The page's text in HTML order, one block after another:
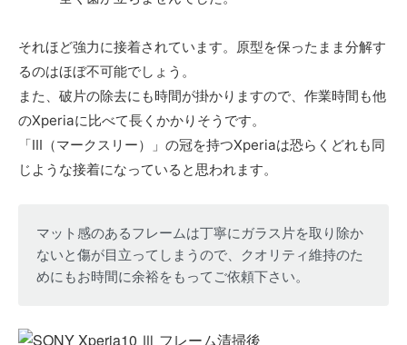
それほど強力に接着されています。原型を保ったまま分解す
るのはほぼ不可能でしょう。
また、破片の除去にも時間が掛かりますので、作業時間も他
のXperiaに比べて長くかかりそうです。
「Ⅲ（マークスリー）」の冠を持つXperiaは恐らくどれも同
じような接着になっていると思われます。
マット感のあるフレームは丁寧にガラス片を取り除か
ないと傷が目立ってしまうので、クオリティ維持のた
めにもお時間に余裕をもってご依頼下さい。